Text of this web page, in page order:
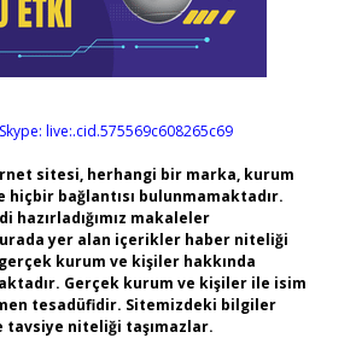
Skype: live:.cid.575569c608265c69
sitesi, herhangi bir marka, kurum
hiçbir bağlantısı bulunmamaktadır.
hazırladığımız makaleler
yer alan içerikler haber niteliği
kurum ve kişiler hakkında
Gerçek kurum ve kişiler ile isim
tesadüfidir. Sitemizdeki bilgiler
niteliği taşımazlar.